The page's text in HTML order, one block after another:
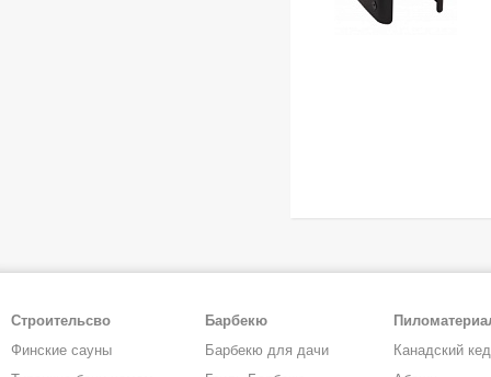
Строительсво
Финские сауны
Барбекю
Барбекю для дачи
Канадский